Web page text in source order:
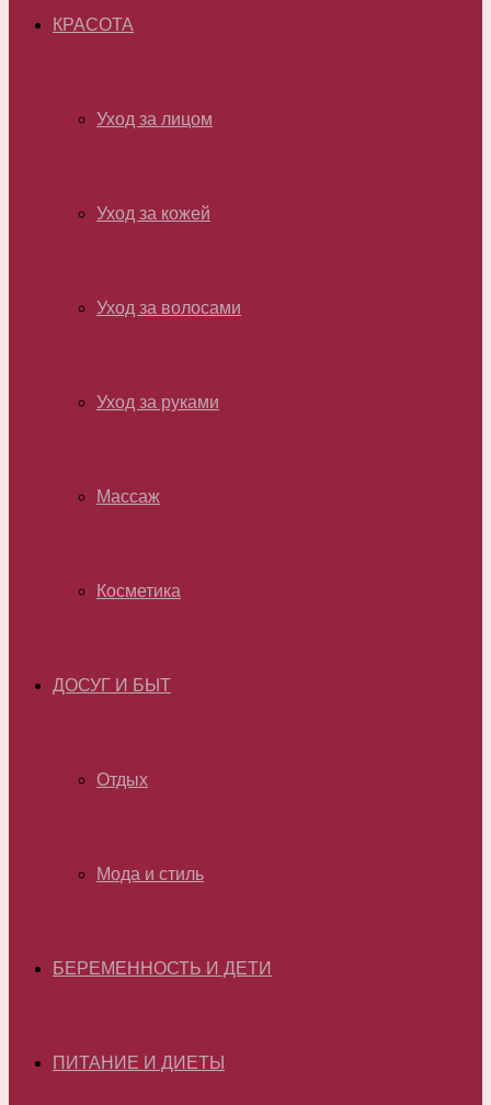
КРАСОТА
Уход за лицом
Уход за кожей
Уход за волосами
Уход за руками
Массаж
Косметика
ДОСУГ И БЫТ
Отдых
Мода и стиль
БЕРЕМЕННОСТЬ И ДЕТИ
ПИТАНИЕ И ДИЕТЫ